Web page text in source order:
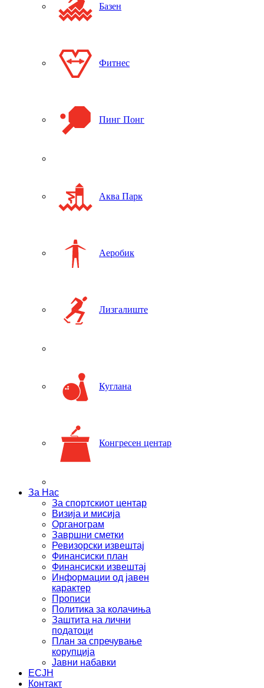
Базен
Фитнес
Пинг Понг
Аква Парк
Аеробик
Лизгалиште
Куглана
Конгресен центар
За Нас
За спортскиот центар
Визија и мисија
Органограм
Завршни сметки
Ревизорски извештај
Финансиски план
Финансиски извештај
Информации од јавен
карактер
Прописи
Политика за колачиња
Заштита на лични
податоци
План за спречување
корупција
Јавни набавки
ЕСЈН
Контакт